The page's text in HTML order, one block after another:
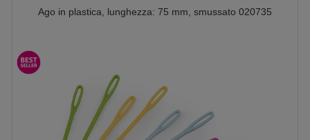
Ago in plastica, lunghezza: 75 mm, smussato 020735